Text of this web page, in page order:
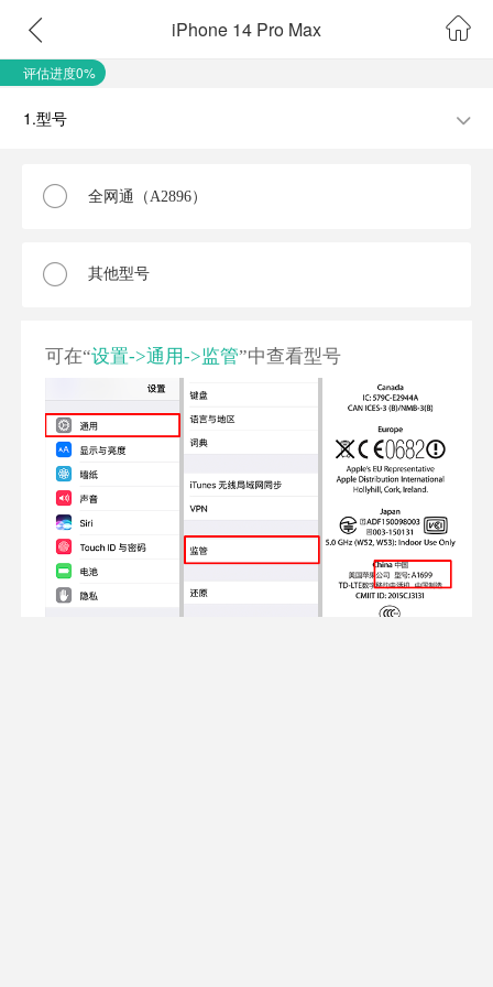
iPhone 14 Pro Max
评估进度0%
1.型号
全网通（A2896）
其他型号
可在“设置->通用->监管”中查看型号